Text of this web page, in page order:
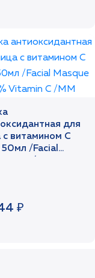
для
с витамином С
/Facial
₽